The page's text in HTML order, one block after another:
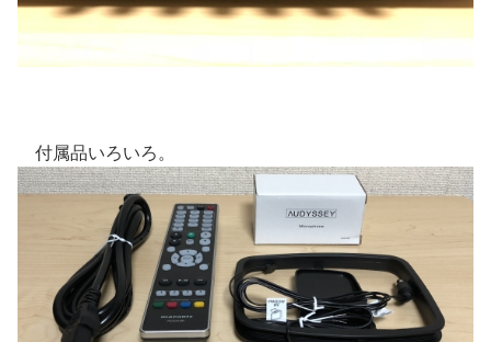
付属品いろいろ。